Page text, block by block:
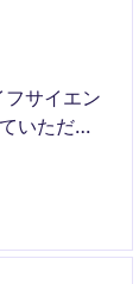
サイエン
いただき
っていた